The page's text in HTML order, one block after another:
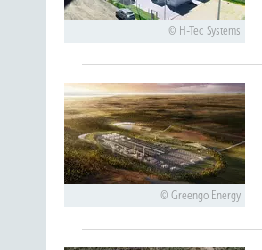
H-Tec Systems
Greengo Energy